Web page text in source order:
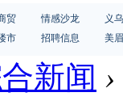
贸 情感沙龙
义
市 招聘信息 美
新闻 ›